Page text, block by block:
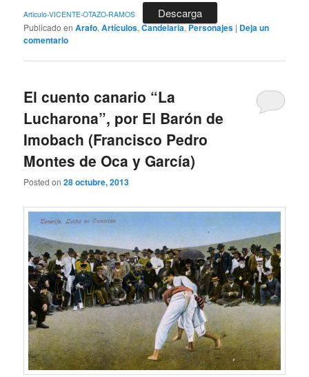
Articulo-VICENTE-OTAZO-RAMOS Descarga
Publicado en Arafo,Artículos,Candelaria,Personajes | Deja un
comentario
El cuento canario “La
Lucharona”, por El Barón de
Imobach (Francisco Pedro
Montes de Oca y García)
Posted on28 octubre, 2013